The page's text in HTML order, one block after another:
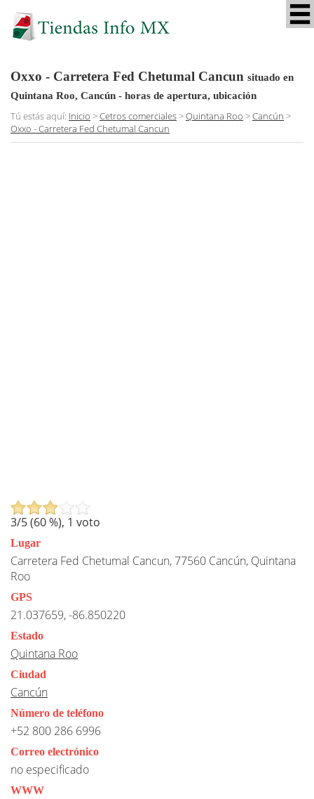
Oxxo - Carretera Fed Chetumal Cancun situado en
Quintana Roo, Cancún - horas de apertura, ubicación
Tú estás aquí: Inicio >Cetros comerciales>Quintana Roo >Cancún >
Oxxo - Carretera Fed Chetumal Cancun
3/5 (60%), 1 voto
Lugar
Carretera Fed Chetumal Cancun, 77560 Cancún, Quintana
Roo
GPS
21.037659, -86.850220
Estado
Quintana Roo
Ciudad
Cancún
Número de teléfono
+52 800 286 6996
Correo electrónico
no especificado
WWW